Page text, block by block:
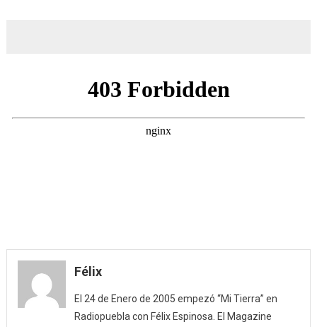
Félix
El 24 de Enero de 2005 empezó “Mi Tierra” en
Radiopuebla con Félix Espinosa. El Magazine